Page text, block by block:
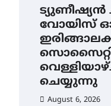
ട്യുണീഷ്യൻ
വോയിസ്
സൊസൈറ്റി
ചെയ്യുന്നു
August 6, 2026